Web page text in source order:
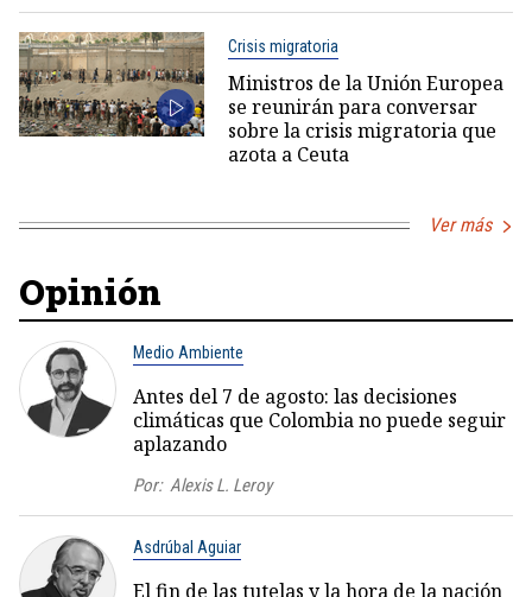
Crisis migratoria
Ministros de la Unión Europea
se reunirán para conversar
sobre la crisis migratoria que
azota a Ceuta
Ver más
Opinión
Medio Ambiente
Antes del 7 de agosto: las decisiones
climáticas que Colombia no puede seguir
aplazando
Por: Alexis L. Leroy
Asdrúbal Aguiar
El fin de las tutelas y la hora de la nación